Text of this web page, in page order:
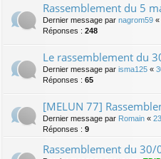
Rassemblement du 5
Dernier message par nagrom59 «
Réponses : 248
Le rassemblement du
Dernier message par isma125 «
Réponses : 65
[MELUN 77]
Dernier message par Romain «
Réponses : 9
Rassemblement du